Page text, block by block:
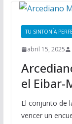
TU SINTONÍA
abril 15, 2025
el Eibar-
El conjunto de
vencer un